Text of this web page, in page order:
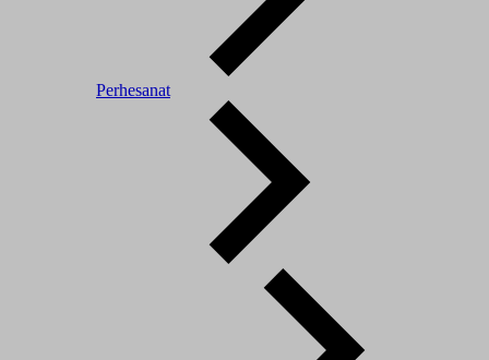
Perhesanat